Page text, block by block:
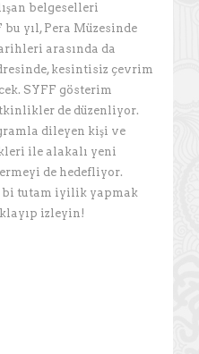
belgeselleri
yıl, Pera Müzesinde
arasında da
kesintisiz çevrim
SYFF gösterim
de düzenliyor.
dileyen kişi ve
ile alakalı yeni
de hedefliyor.
bi tutam iyilik yapmak
izleyin!